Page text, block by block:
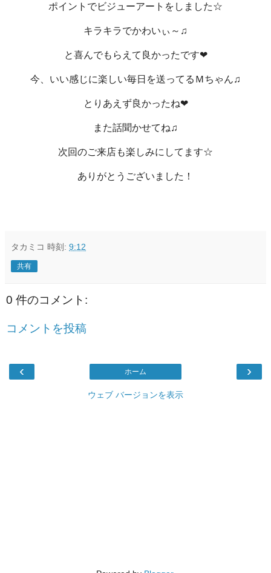
ポイントでビジューアートをしました☆
キラキラでかわいぃ～♫
と喜んでもらえて良かったです❤
今、いい感じに楽しい毎日を送ってるＭちゃん♫
とりあえず良かったね❤
また話聞かせてね♫
次回のご来店も楽しみにしてます☆
ありがとうございました！
タカミコ 時刻: 9:12
共有
0 件のコメント:
コメントを投稿
‹ ›
ホーム
ウェブ バージョンを表示